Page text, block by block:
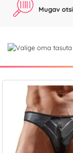
Mugav